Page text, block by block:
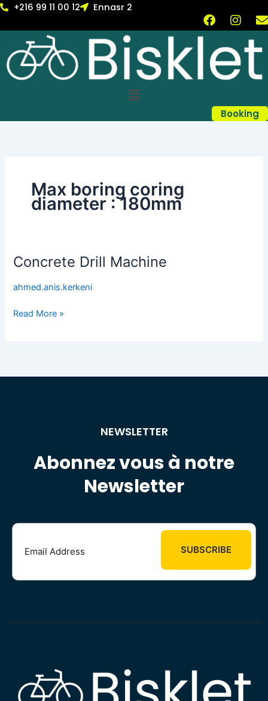
Skip+216 99 11 00 12 Ennasr 2
F
a
e
b
o
k
I
n
t
a
g
a
m
E
n
v
e
o
e
Menu
Booking
Max boring coring
diameter : 180mm
Concrete Drill Machine
ahmed.anis.kerkeni
Concrete
Machine
Read More »
NEWSLETTER
Abonnez vous à notre
Newsletter